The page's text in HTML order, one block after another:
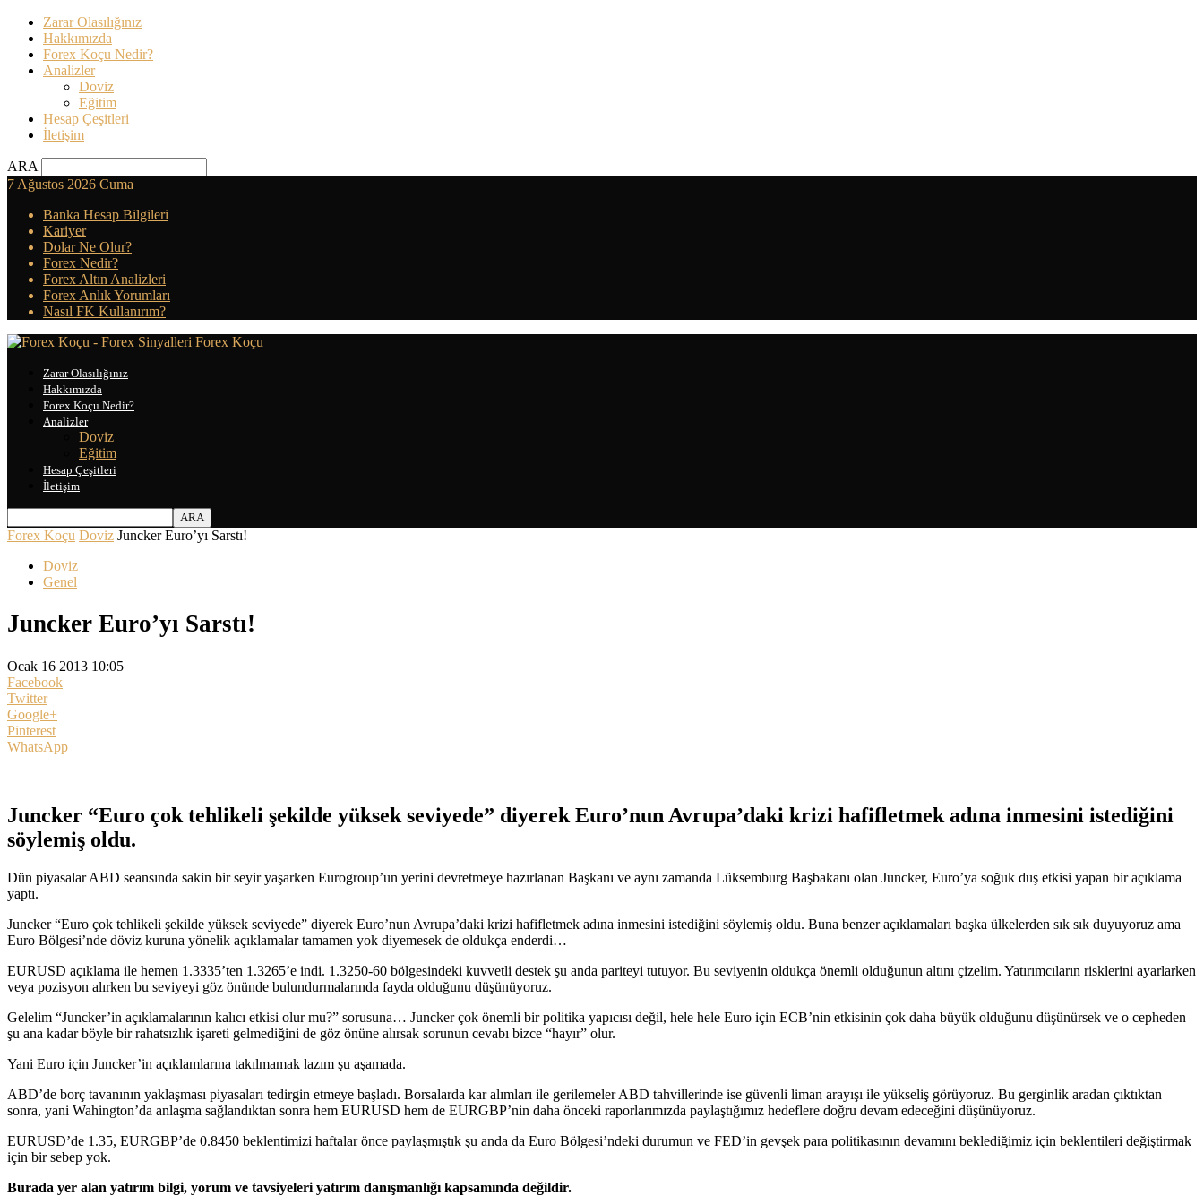
Zarar Olasılığınız
Hakkımızda
Forex Koçu Nedir?
Analizler
Doviz
Eğitim
Hesap Çeşitleri
İletişim
ARA
7 Ağustos 2026 Cuma
Banka Hesap Bilgileri
Kariyer
Dolar Ne Olur?
Forex Nedir?
Forex Altın Analizleri
Forex Anlık Yorumları
Nasıl FK Kullanırım?
Forex Koçu
Zarar Olasılığınız
Hakkımızda
Forex Koçu Nedir?
Analizler
Doviz
Eğitim
Hesap Çeşitleri
İletişim
Forex Koçu Doviz Juncker Euro’yı Sarstı!
Doviz
Genel
Juncker Euro’yı Sarstı!
Ocak 16 2013 10:05
Facebook
Twitter
Google+
Pinterest
WhatsApp
Juncker “Euro çok tehlikeli şekilde yüksek seviyede” diyerek Euro’nun Avrupa’daki krizi hafifletmek adına inmesini istediğini
söylemiş oldu.
Dün piyasalar ABD seansında sakin bir seyir yaşarken Eurogroup’un yerini devretmeye hazırlanan Başkanı ve aynı zamanda Lüksemburg Başbakanı olan Juncker, Euro’ya soğuk duş etkisi yapan bir açıklama
yaptı.
Juncker “Euro çok tehlikeli şekilde yüksek seviyede” diyerek Euro’nun Avrupa’daki krizi hafifletmek adına inmesini istediğini söylemiş oldu. Buna benzer açıklamaları başka ülkelerden sık sık duyuyoruz ama
Euro Bölgesi’nde döviz kuruna yönelik açıklamalar tamamen yok diyemesek de oldukça enderdi…
EURUSD açıklama ile hemen 1.3335’ten 1.3265’e indi. 1.3250-60 bölgesindeki kuvvetli destek şu anda pariteyi tutuyor. Bu seviyenin oldukça önemli olduğunun altını çizelim. Yatırımcıların risklerini ayarlarken
veya pozisyon alırken bu seviyeyi göz önünde bulundurmalarında fayda olduğunu düşünüyoruz.
Gelelim “Juncker’in açıklamalarının kalıcı etkisi olur mu?” sorusuna… Juncker çok önemli bir politika yapıcısı değil, hele hele Euro için ECB’nin etkisinin çok daha büyük olduğunu düşünürsek ve o cepheden
şu ana kadar böyle bir rahatsızlık işareti gelmediğini de göz önüne alırsak sorunun cevabı bizce “hayır” olur.
Yani Euro için Juncker’in açıklamlarına takılmamak lazım şu aşamada.
ABD’de borç tavanının yaklaşması piyasaları tedirgin etmeye başladı. Borsalarda kar alımları ile gerilemeler ABD tahvillerinde ise güvenli liman arayışı ile yükseliş görüyoruz. Bu gerginlik aradan çıktıktan
sonra, yani Wahington’da anlaşma sağlandıktan sonra hem EURUSD hem de EURGBP’nin daha önceki raporlarımızda paylaştığımız hedeflere doğru devam edeceğini düşünüyoruz.
EURUSD’de 1.35, EURGBP’de 0.8450 beklentimizi haftalar önce paylaşmıştık şu anda da Euro Bölgesi’ndeki durumun ve FED’in gevşek para politikasının devamını beklediğimiz için beklentileri değiştirmak
için bir sebep yok.
Burada yer alan yatırım bilgi, yorum ve tavsiyeleri yatırım danışmanlığı kapsamında değildir.